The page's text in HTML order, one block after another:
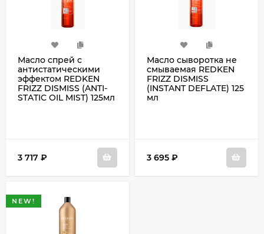
Масло спрей с
антистатическими
эффектом REDKEN
FRIZZ DISMISS (ANTI-
STATIC OIL MIST) 125мл
3 717 ₽
Масло сыворотка не
смываемая REDKEN
FRIZZ DISMISS
(INSTANT DEFLATE) 125
мл
3 695 ₽
NEW!